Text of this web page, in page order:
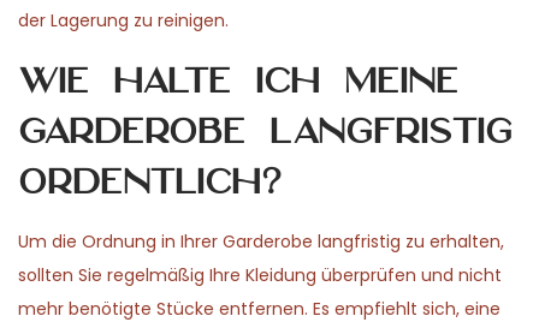
der Lagerung zu reinigen.
Wie halte ich meine
Garderobe langfristig
ordentlich?
Um die Ordnung in Ihrer Garderobe langfristig zu erhalten,
sollten Sie regelmäßig Ihre Kleidung überprüfen und nicht
mehr benötigte Stücke entfernen. Es empfiehlt sich, eine